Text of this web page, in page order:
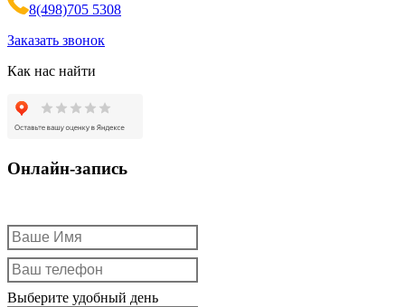
8(498)705 5308
Заказать звонок
Как нас найти
Онлайн-запись
Выберите удобный день